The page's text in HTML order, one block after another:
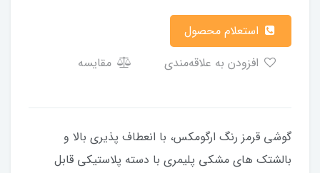
مقایسه
گوشی قرمز رنگ ارگومکس، با انعطاف پذیری بالا و
بالشتک های مشکی پلیمری با دسته پلاستیکی قابل